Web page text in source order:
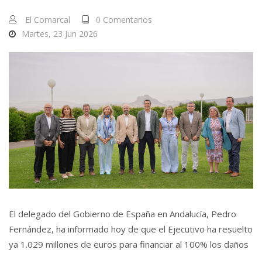
El Comarcal
0 Comentarios
Martes, 23 Jun 2026
El delegado del Gobierno de España en Andalucía, Pedro
Fernández, ha informado hoy de que el Ejecutivo ha resuelto
ya 1.029 millones de euros para financiar al 100% los daños